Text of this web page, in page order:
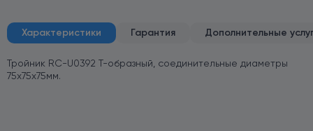
Характеристики Гарантия Дополнительные
Тройник RC-U0392 T-образный, соединительные диаметры
75х75х75мм.